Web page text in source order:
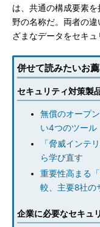
は、共通の構成要素
野の名称だ。両者の
ざまなデータをセキュ
併せて読みたいお
セキュリティ対策製
無償のオープ
い4つのツール
「脅威インテ
ら学び直す
重要性高まる
較、主要8社の
企業に必要なセキュ